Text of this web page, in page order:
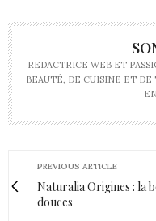
REDACTRICE WEB ET
BEAUTÉ, DE CUISINE ET DE
PREVIOUS ARTICLE
Naturalia Origines : la
douces